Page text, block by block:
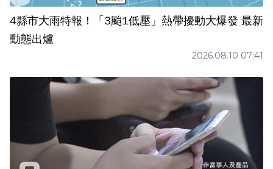
4縣市大雨特報！「3颱1低壓」熱帶擾動大爆發 最新
動態出爐
2026.08.10 07:41